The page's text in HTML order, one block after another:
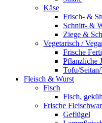
Käse
Frisch- &
Schnitt- &
Ziege &
Vegetarisch /
Frische
Pflanzliche
Tofu/
Fleisch & Wurst
Fisch
Fisch,
Frische
Geflügel